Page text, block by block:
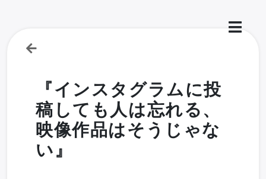
『インスタグラムに投
稿しても人は忘れる、
映像作品はそうじゃな
い』